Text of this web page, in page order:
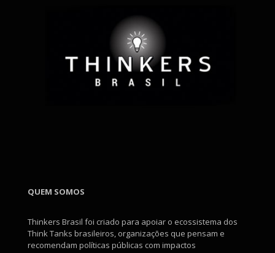
QUEM SOMOS
Thinkers Brasil foi criado para apoiar o ecossistema dos
Think Tanks brasileiros, organizações que pensam e
recomendam políticas públicas com impactos